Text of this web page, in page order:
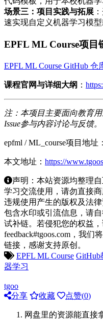
场景三：项目实践与拓展
速实现自定义机器学习模型
EPFL ML Course项目
EPFL ML Course GitHub 仓
课程官网与详细大纲 ：
注：本项目主要面向教育
Issue参与内容讨论与反馈。
epfml / ML_course项目地址：
本文地址： https://
声明：本站资源均整理
学习交流使用，请勿直接
违规使用产生的版权及法
包含水印或引流信息，请
试补链。若侵犯您的权益
feedback#tgoos.com，我
链接，感谢支持原创。
EPFL ML Course GitHub
器学习
tgoo
分享
收藏 点赞(0)
网盘里的资源能直接